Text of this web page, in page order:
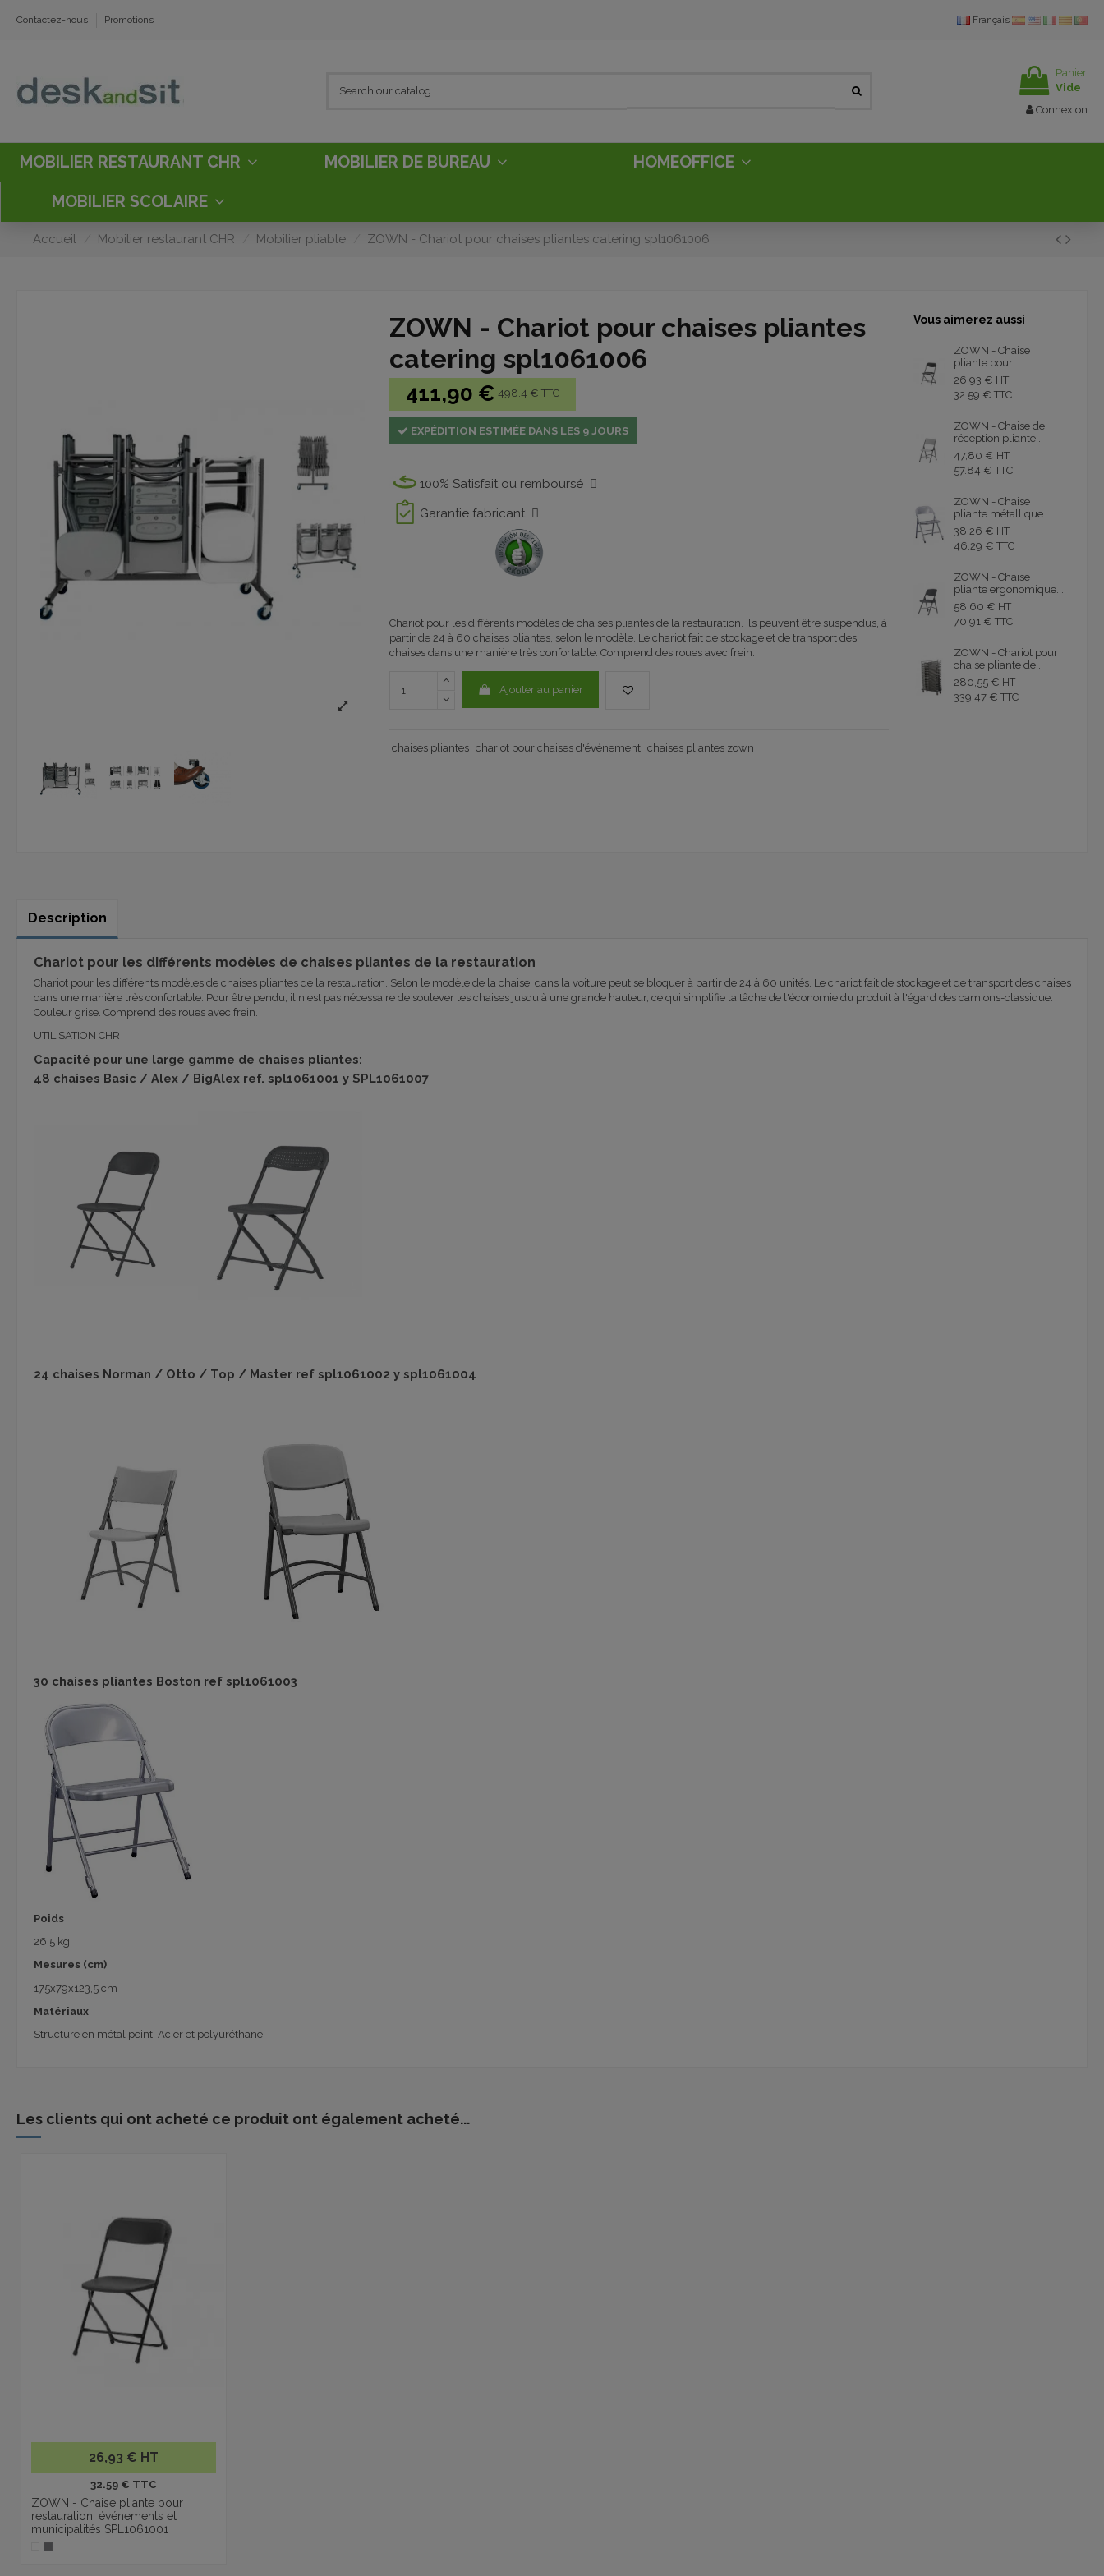
Contactez-nous Promotions Français
Panier
Vide
Connexion
MOBILIER RESTAURANT CHR MOBILIER DE BUREAU HOMEOFFICE
MOBILIER SCOLAIRE
Accueil Mobilier restaurant CHR Mobilier pliable ZOWN - Chariot pour chaises pliantes catering spl1061006
ZOWN - Chariot pour chaises pliantes
catering spl1061006
411,90 € 498.4 € TTC
EXPÉDITION ESTIMÉE DANS LES 9 JOURS
100% Satisfait ou remboursé
Garantie fabricant
Chariot pour les différents modèles de chaises pliantes de la restauration. Ils peuvent être suspendus, à
partir de 24 à 60 chaises pliantes, selon le modèle. Le chariot fait de stockage et de transport des
chaises dans une manière très confortable. Comprend des roues avec frein.
Ajouter au panier
chaises pliantes chariot pour chaises d'événement chaises pliantes zown
Vous aimerez aussi
ZOWN - Chaise
pliante pour...
26,93 € HT
32.59 € TTC
ZOWN - Chaise de
réception pliante...
47,80 € HT
57.84 € TTC
ZOWN - Chaise
pliante métallique...
38,26 € HT
46.29 € TTC
ZOWN - Chaise
pliante ergonomique...
58,60 € HT
70.91 € TTC
ZOWN - Chariot pour
chaise pliante de...
280,55 € HT
339.47 € TTC
Description
Chariot pour les différents modèles de chaises pliantes de la restauration
Chariot pour les différents modèles de chaises pliantes de la restauration. Selon le modèle de la chaise, dans la voiture peut se bloquer à partir de 24 à 60 unités. Le chariot fait de stockage et de transport des chaises
dans une manière très confortable. Pour être pendu, il n'est pas nécessaire de soulever les chaises jusqu'à une grande hauteur, ce qui simplifie la tâche de l'économie du produit à l'égard des camions-classique.
Couleur grise. Comprend des roues avec frein.
UTILISATION CHR
Capacité pour une large gamme de chaises pliantes:
48 chaises Basic / Alex / BigAlex ref. spl1061001 y SPL1061007
24 chaises Norman / Otto / Top / Master ref spl1061002 y spl1061004
30 chaises pliantes Boston ref spl1061003
Poids
26,5 kg
Mesures (cm)
175x79x123,5 cm
Matériaux
Structure en métal peint: Acier et polyuréthane
Les clients qui ont acheté ce produit ont également acheté...
26,93 € HT
32.59 € TTC
ZOWN - Chaise pliante pour
restauration, événements et
municipalités SPL1061001